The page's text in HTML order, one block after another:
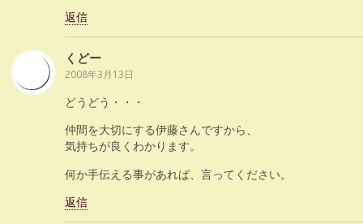
返信
くどー
2008年3月13日
どうどう・・・
仲間を大切にする伊藤さんですから、
気持ちが良くわかります。
何か手伝える事があれば、言ってください。
返信